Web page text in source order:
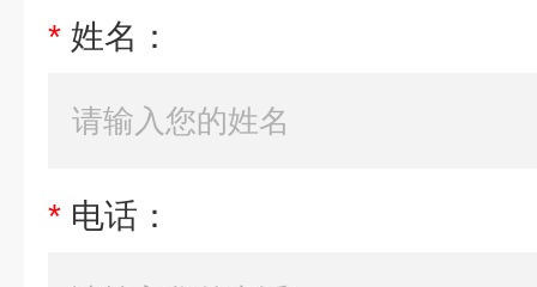
* 姓名：
* 电话：